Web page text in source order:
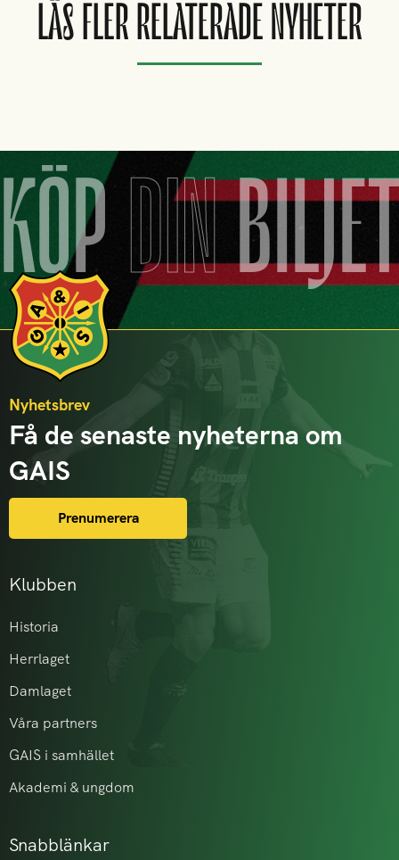
LÄS FLER RELATERADE NYHETER
KÖPDIN
Klubben
Historia
Herrlaget
Damlaget
Våra partners
GAIS i samhället
Akademi & ungdom
Snabblänkar
Nyhetsbrev
Få de senaste nyheterna om
GAIS
Prenumerera